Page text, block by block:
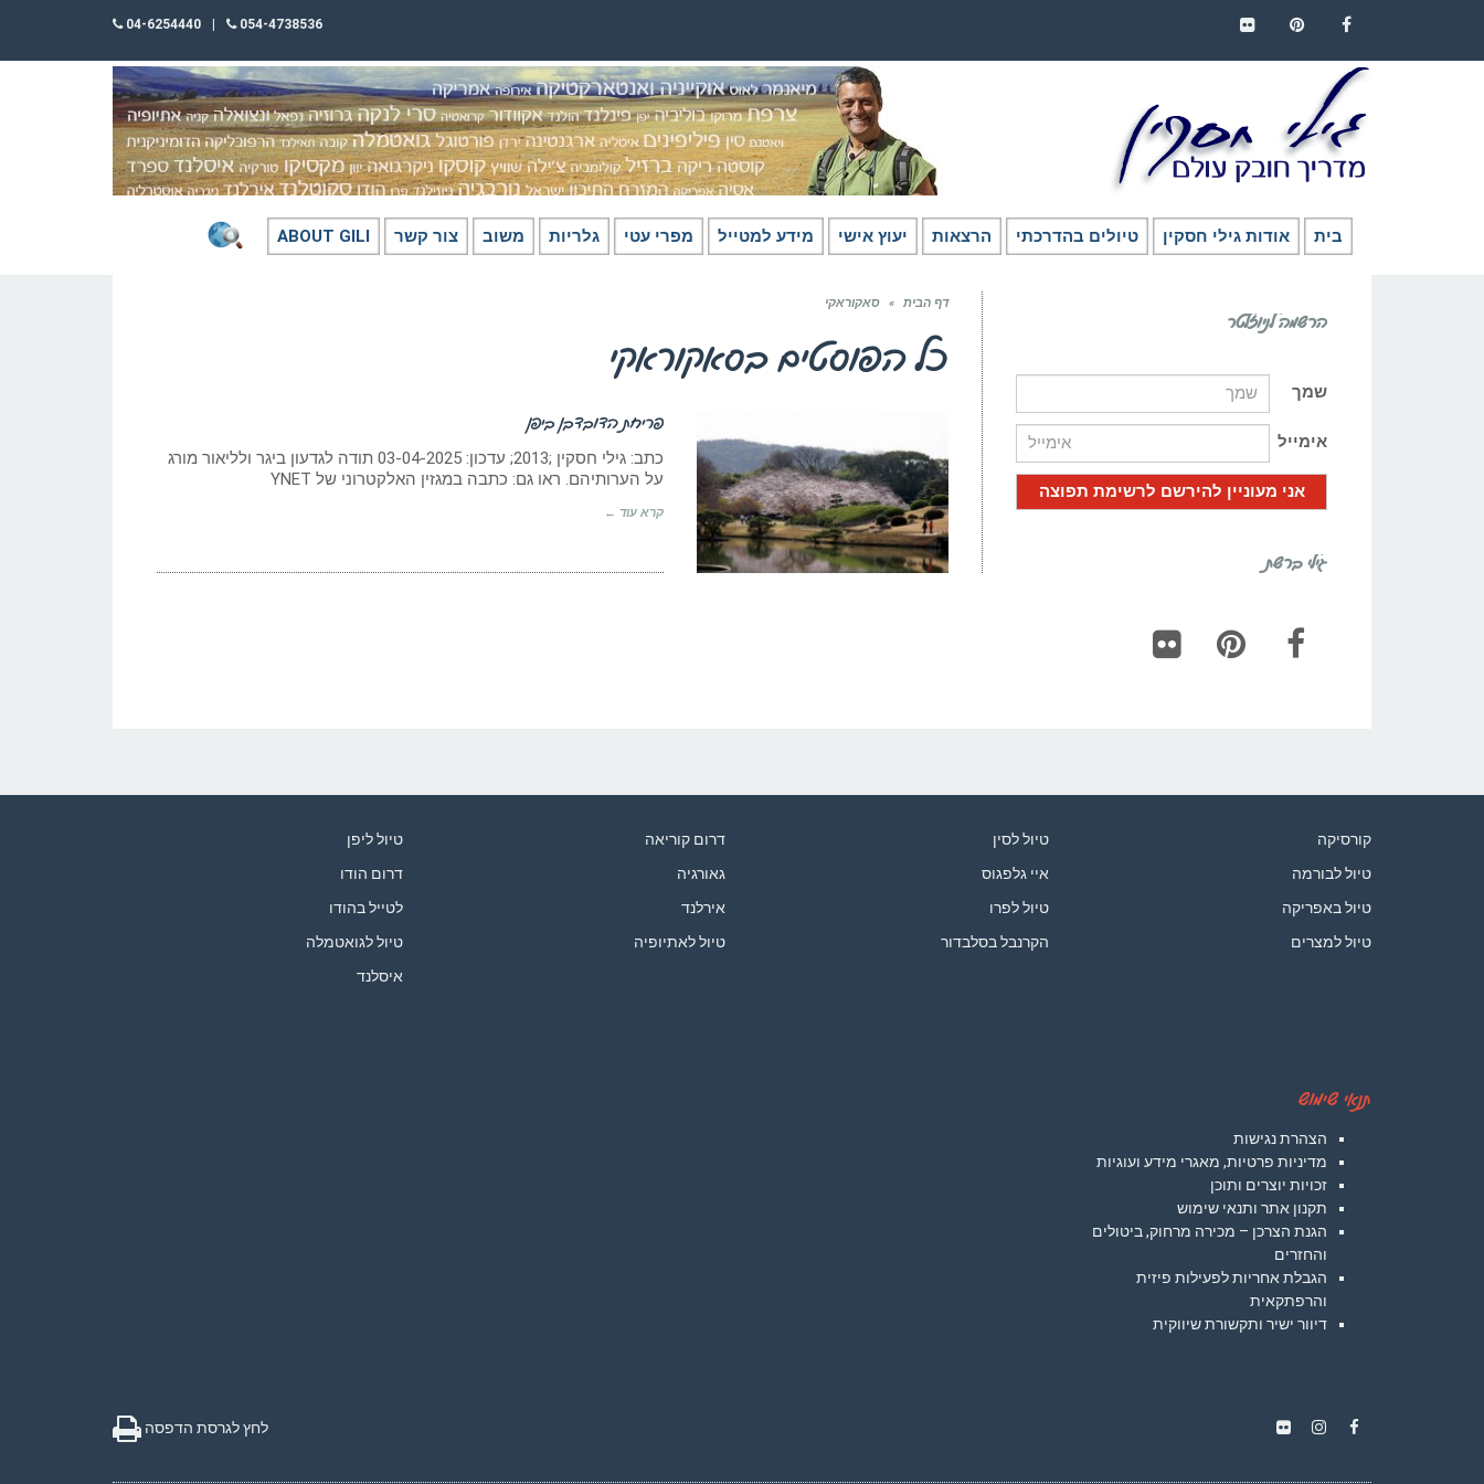
054-4738536
04-6254440
בית אודות גילי חסקין טיולים בהדרכתי הרצאות יעוץ אישי מידע למטייל מפרי עטי גלריות משוב צור קשר ABOUT GILI
דף הבית » סאקוראקי
כל הפוסטים בסאקוראקי
פריחת הדובדבן ביפן
כתב: גילי חסקין ;2013; עדכון: 03-04-2025 תודה לגדעון ביגר ולליאור מורג
על הערותיהם. ראו גם: כתבה במגזין האלקטרוני של YNET
קרא עוד ←
הרשמה לניוזלטר
שמך
אימייל
גילי ברשת
קורסיקה
טיול לבורמה
טיול באפריקה
טיול למצרים
טיול לסין
איי גלפגוס
טיול לפרו
הקרנבל בסלבדור
דרום קוריאה
גאורגיה
אירלנד
טיול לאתיופיה
טיול ליפן
דרום הודו
לטייל בהודו
טיול לגואטמלה
איסלנד
תנאי שימוש
הצהרת נגישות
מדיניות פרטיות, מאגרי מידע ועוגיות
זכויות יוצרים ותוכן
תקנון אתר ותנאי שימוש
הגנת הצרכן – מכירה מרחוק, ביטולים
והחזרים
הגבלת אחריות לפעילות פיזית
והרפתקאית
דיוור ישיר ותקשורת שיווקית
לחץ לגרסת הדפסה